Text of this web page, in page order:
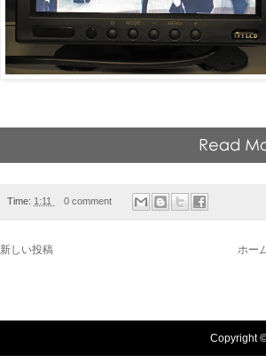
Time: 1:11 0 comment
新しい投稿 ホー
Copyright